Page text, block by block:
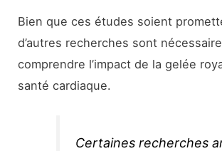
Bien que ces études soient
d’autres recherches sont
comprendre l’impact de la gelée
santé cardiaque.
Certaines recherches